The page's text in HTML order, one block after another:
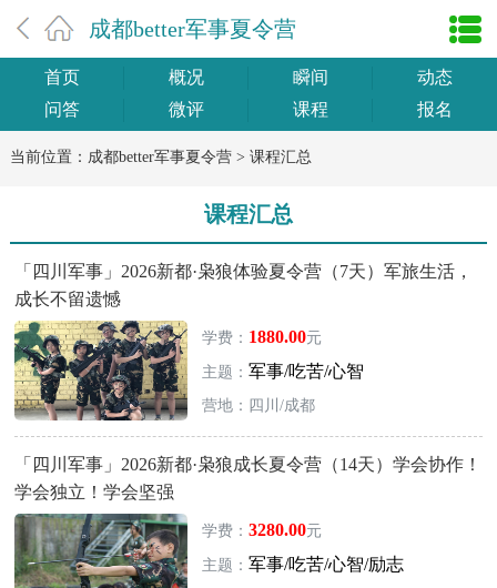
成都better军事夏令营
首页 概况 瞬间
动态
问答
微评 课程 报名
当前位置： 成都better军事夏令营> 课程汇总
课程汇总
「四川军事」2026新都·枭狼体验夏令营（7天）军旅生活，
成长不留遗憾
学费： 1880.00元
主题： 军事/吃苦/心智
营地：四川/成都
「四川军事」2026新都·枭狼成长夏令营（14天）学会协作！
学会独立！学会坚强
学费： 3280.00元
主题： 军事/吃苦/心智/励志